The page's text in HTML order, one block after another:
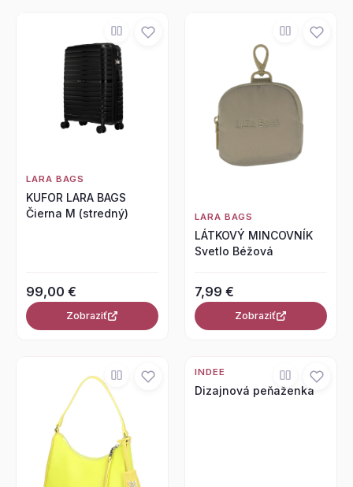
LARA BAGS
KUFOR LARA BAGS
Čierna M (stredný)
99,00 €
Zobraziť
LARA BAGS
LÁTKOVÝ MINCOVNÍK
Svetlo Béžová
7,99 €
Zobraziť
INDEE
Dizajnová peňaženka